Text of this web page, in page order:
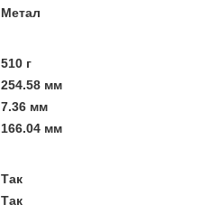
Метал
510 г
254.58 мм
7.36 мм
166.04 мм
Так
Так